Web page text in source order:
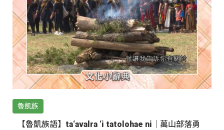
魯凱族
【魯凱族語】ta‘avalra ‘i tatolohae ni｜萬山部落勇